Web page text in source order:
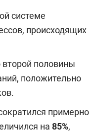
системе
происходящих
второй половины
положительно
примерно
на 85%,